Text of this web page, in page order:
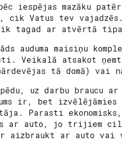
iespējas mazāku
cik Vatus tev
tagad ar atvērtā tipa
auduma maisiņu
Veikalā atsakot
tā domā) vai
uz darbu braucu
ir, bet izvēlējāmies
Parasti
ar auto, jo trijiem
aizbraukt ar auto vai